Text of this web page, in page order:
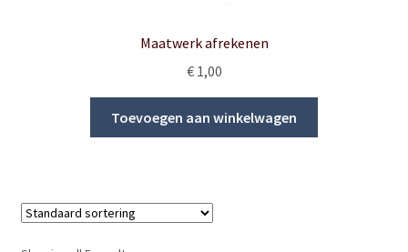
Maatwerk afrekenen
€1,00
Toevoegen aan winkelwagen